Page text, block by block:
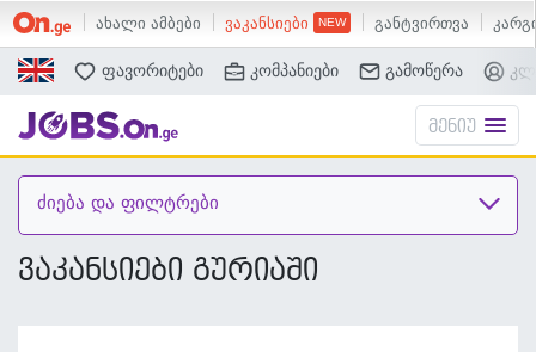
ახალი ამბები ვაკანსიები განტვირთვა
ძებნა
ფავორიტები კომპანიები გამოწერა
მენიუ
ძიება და ფილტრები
ვაკანსიები გურიაში